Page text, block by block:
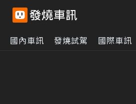
國內車訊 發燒試駕 國際車訊